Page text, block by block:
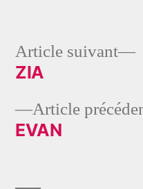
Navigation
deArticle
EVAN
Article suivant
ZIA